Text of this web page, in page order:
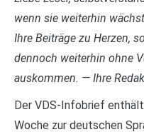
wenn sie weiterhin
Ihre Beiträge zu Herzen,
dennoch weiterhin ohne
auskommen. — Ihre
Der VDS-Infobrief
Woche zur deutschen